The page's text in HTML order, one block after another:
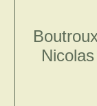
Nicolas